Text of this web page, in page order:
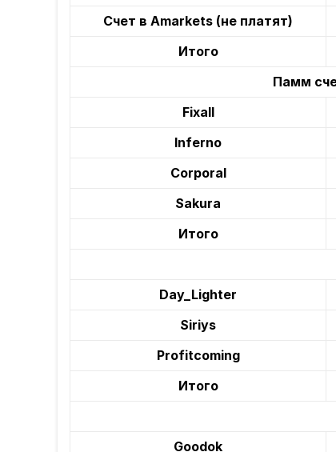
Счет в Amarkets (не платят)
Итого
Памм
Fixall
Inferno
Corporal
Sakura
Итого
Day_Lighter
Siriys
Profitcoming
Итого
Goodok